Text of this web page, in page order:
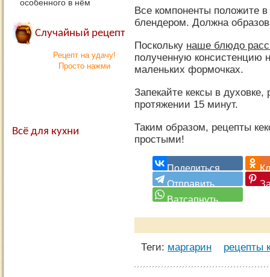
Все компоненты положите
блендером. Должна
Поскольку наше блюдо
полученную консистенцию
маленьких формочках.
Запекайте кексы в духовке,
протяжении 15 минут.
Таким образом, рецепты
простыми!
Теги: маргарин рецепты
особенного в нём
Случайный рецепт
Рецепт на удачу!
Просто нажми
Всё для кухни